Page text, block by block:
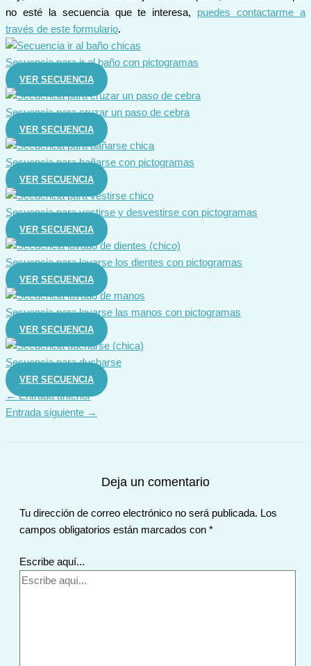
no esté la secuencia que te interesa, puedes contactarme a
través de este formulario.
Secuencia para ir al baño con pictogramas
VER SECUENCIA
Secuencia para cruzar un paso de cebra
VER SECUENCIA
Secuencia para bañarse con pictogramas
VER SECUENCIA
Secuencia para vestirse y desvestirse con pictogramas
VER SECUENCIA
Secuencia para lavarse los dientes con pictogramas
VER SECUENCIA
Secuencia para lavarse las manos con pictogramas
VER SECUENCIA
Secuencia para ducharse
VER SECUENCIA
←Entrada anterior
Entrada siguiente →
Deja un comentario
Tu dirección de correo electrónico no será publicada. Los
campos obligatorios están marcados con *
Escribe aquí...